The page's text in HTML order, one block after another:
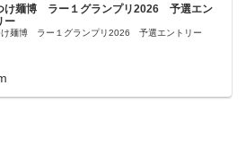
け麺博 ラー１グランプリ2026 予選エン
ー
け麺博 ラー１グランプリ2026 予選エントリー